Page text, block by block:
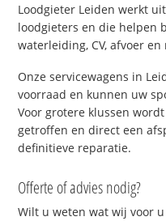
Loodgieter Leiden werkt
loodgieters en die helpen
waterleiding, CV, afvoer
Onze servicewagens in
voorraad en kunnen uw
Voor grotere klussen
getroffen en direct een
definitieve reparatie.
Offerte of advies nodig?
Wilt u weten wat wij voor